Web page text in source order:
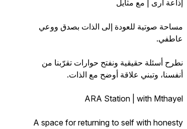
إذاعة أرى | مع مثايل
مساحة صوتية للعودة إلى الذات بصدق ووعي
عاطفي.
نطرح أسئلة حقيقية ونفتح حوارات تقرّبنا من
أنفسنا، وتبني علاقة أوضح مع الذات.
ARA Station | with Mthayel
A space for returning to self with honesty